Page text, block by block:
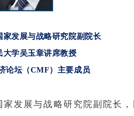
家发展与战略研究院副院长
大学吴玉章讲席教授
论坛（CMF） 主要成员
发展与战略研究院副院长